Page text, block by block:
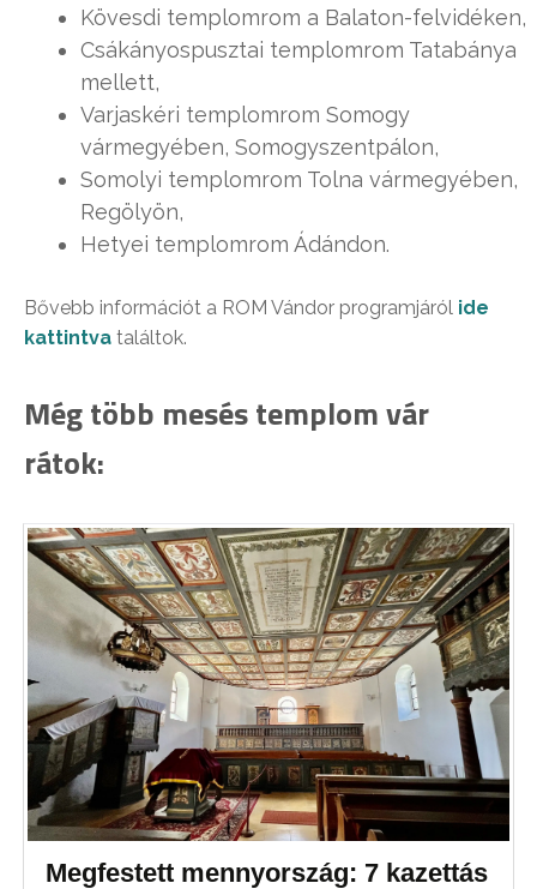
Kövesdi templomrom a Balaton-felvidéken,
Csákányospusztai templomrom Tatabánya
mellett,
Varjaskéri templomrom Somogy
vármegyében, Somogyszentpálon,
Somolyi templomrom Tolna vármegyében,
Regölyön,
Hetyei templomrom Ádándon.
Bővebb információt a ROM Vándor programjáról ide
kattintva találtok.
Még több mesés templom vár
rátok:
Megfestett mennyország: 7 kazettás